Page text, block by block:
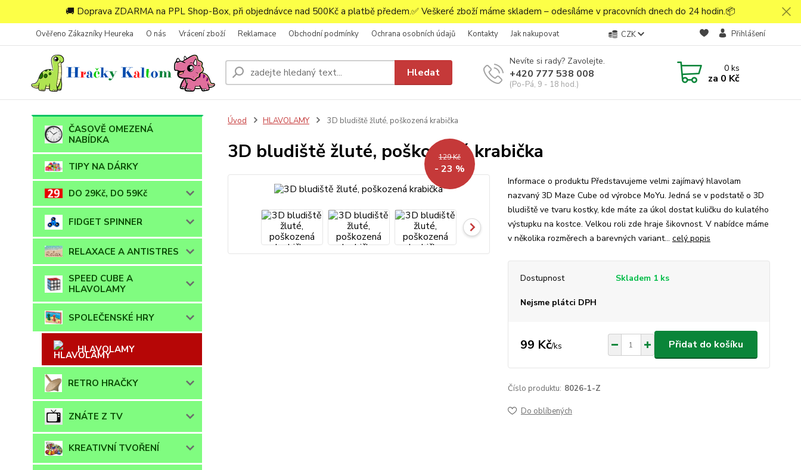
🚚 Doprava ZDARMA na PPL Shop-Box, při objednávce nad 500Kč a platbě předem.✅ Veškeré zboží máme skladem – odesíláme v pracovních dnech do 24 hodin.📦
Ověřeno Zákazníky Heureka O nás Vrácení zboží Reklamace Obchodní podmínky Ochrana osobních údajů Kontakty Jak nakupovat CZK Přihlášení
Hledat
Nevíte si rady? Zavolejte.
+420 777 538 008
(Po-Pá, 9 - 18 hod.)
0ks
za 0 Kč
ČASOVĚ OMEZENÁ
NABÍDKA
TIPY NA DÁRKY
DO 29Kč, DO 59Kč
FIDGET SPINNER
RELAXACE A ANTISTRES
SPEED CUBE A
HLAVOLAMY
SPOLEČENSKÉ HRY
HLAVOLAMY
RETRO HRAČKY
ZNÁTE Z TV
KREATIVNÍ TVOŘENÍ
Úvod HLAVOLAMY 3D bludiště žluté, poškozená krabička
3D bludiště žluté, poškozená krabička
129 Kč
- 23 %
Informace o produktu Představujeme velmi zajímavý hlavolam
nazvaný 3D Maze Cube od výrobce MoYu. Jedná se v podstatě o 3D
bludiště ve tvaru kostky, kde máte za úkol dostat kuličku do kulatého
výstupku na kostce. Velkou roli zde hraje šikovnost. V nabídce máme
v několika rozměrech a barevných variant... celý popis
Dostupnost Skladem 1 ks
Nejsme plátci DPH
99 Kč/ks Přidat do košíku
Číslo produktu: 8026-1-Z
Do oblíbených